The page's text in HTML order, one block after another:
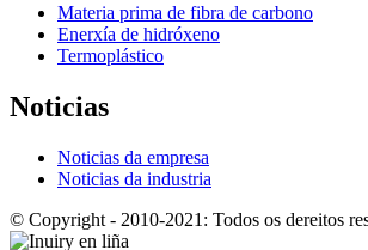
Materia prima de fibra de carbono
Enerxía de hidróxeno
Termoplástico
Noticias
Noticias da empresa
Noticias da industria
© Copyright - 2010-2021: Todos os dereitos